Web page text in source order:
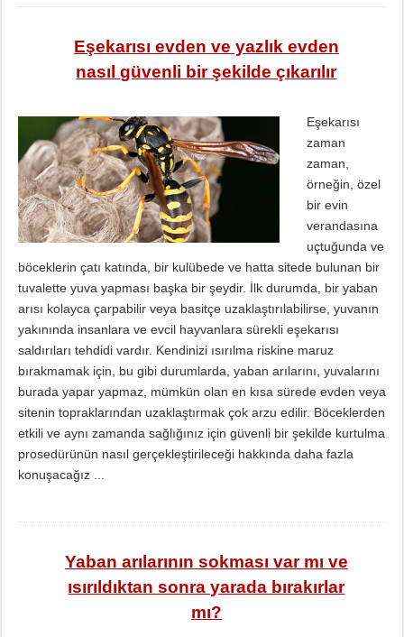
Eşekarısı evden ve yazlık evden
nasıl güvenli bir şekilde çıkarılır
Eşekarısı
zaman
zaman,
örneğin, özel
bir evin
verandasına
uçtuğunda ve
böceklerin çatı katında, bir kulübede ve hatta sitede bulunan bir
tuvalette yuva yapması başka bir şeydir. İlk durumda, bir yaban
arısı kolayca çarpabilir veya basitçe uzaklaştırılabilirse, yuvanın
yakınında insanlara ve evcil hayvanlara sürekli eşekarısı
saldırıları tehdidi vardır. Kendinizi ısırılma riskine maruz
bırakmamak için, bu gibi durumlarda, yaban arılarını, yuvalarını
burada yapar yapmaz, mümkün olan en kısa sürede evden veya
sitenin topraklarından uzaklaştırmak çok arzu edilir. Böceklerden
etkili ve aynı zamanda sağlığınız için güvenli bir şekilde kurtulma
prosedürünün nasıl gerçekleştirileceği hakkında daha fazla
konuşacağız ...
Yaban arılarının sokması var mı ve
ısırıldıktan sonra yarada bırakırlar
mı?